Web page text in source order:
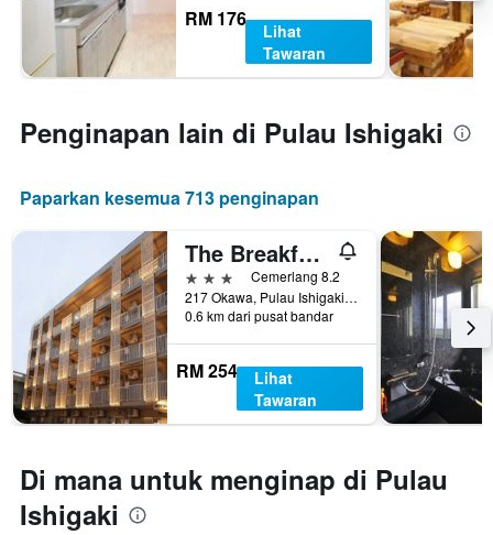
RM 176
Lihat
Tawaran
Penginapan lain di Pulau Ishigaki
Paparkan kesemua 713 penginapan
The Breakfast Hotel Marche Ishigakijima
3 bintangCemerlang 8.2
217 Okawa, Pulau Ishigaki, Jepun
0.6 km dari pusat bandar
RM 254
Lihat
Tawaran
Di mana untuk menginap di Pulau
Ishigaki